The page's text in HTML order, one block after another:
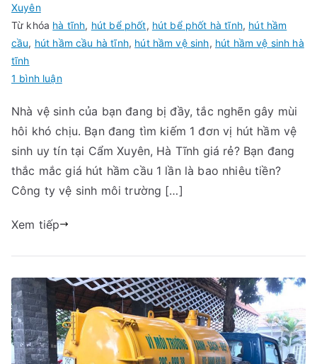
Xuyên
Từ khóa hà tĩnh, hút bể phốt, hút bể phốt hà tĩnh, hút hầm
cầu, hút hầm cầu hà tĩnh, hút hầm vệ sinh, hút hầm vệ sinh hà
tĩnh
1 bình luậnở
hầm
vệ
sinh
Cẩm
Xuyên,
Tĩnh
từ
Gọi:
09456
63
222
Nhà vệ sinh của bạn đang bị đầy, tắc nghẽn gây mùi
hôi khó chịu. Bạn đang tìm kiếm 1 đơn vị hút hầm vệ
sinh uy tín tại Cẩm Xuyên, Hà Tĩnh giá rẻ? Bạn đang
thắc mắc giá hút hầm cầu 1 lần là bao nhiêu tiền?
Công ty vệ sinh môi trường […]
Xem tiếp